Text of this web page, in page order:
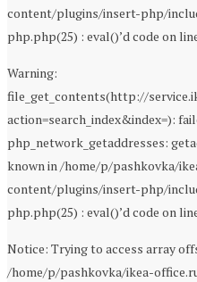
content/plugins/insert-php/
php.php(25) : eval()’d code on
Warning:
file_get_contents(http://
action=search_index&index=):
php_network_getaddresses:
known in /home/p/pashkovka/
content/plugins/insert-php/
php.php(25) : eval()’d code on
Notice: Trying to access array
/home/p/pashkovka/ikea-